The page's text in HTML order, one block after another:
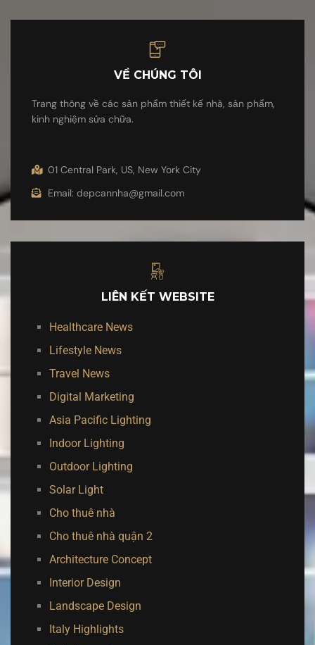
VỀ CHÚNG TÔI
Trang thông về các sản phẩm thiết kế nhà, sản phẩm,
kinh nghiệm sửa chữa.
01 Central Park, US, New York City
Email: depcannha@gmail.com
LIÊN KẾT WEBSITE
Healthcare News
Lifestyle News
Travel News
Digital Marketing
Asia Pacific Lighting
Indoor Lighting
Outdoor Lighting
Solar Light
Cho thuê nhà
Cho thuê nhà quận 2
Architecture Concept
Interior Design
Landscape Design
Italy Highlights